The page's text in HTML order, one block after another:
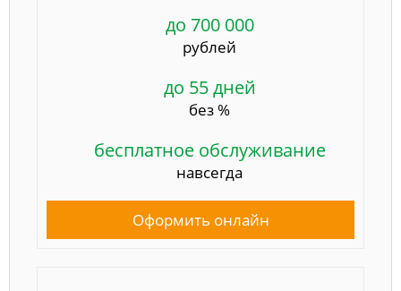
до 700 000
рублей
до 55 дней
без %
бесплатное обслуживание
навсегда
Оформить онлайн